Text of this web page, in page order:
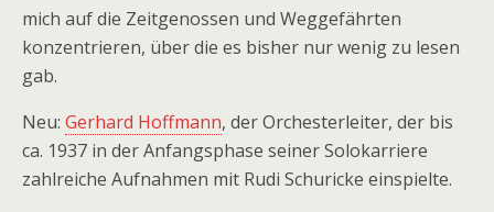
mich auf die Zeitgenossen und Weggefährten
konzentrieren, über die es bisher nur wenig zu lesen
gab.
Neu: Gerhard Hoffmann, der Orchesterleiter, der bis
ca. 1937 in der Anfangsphase seiner Solokarriere
zahlreiche Aufnahmen mit Rudi Schuricke einspielte.